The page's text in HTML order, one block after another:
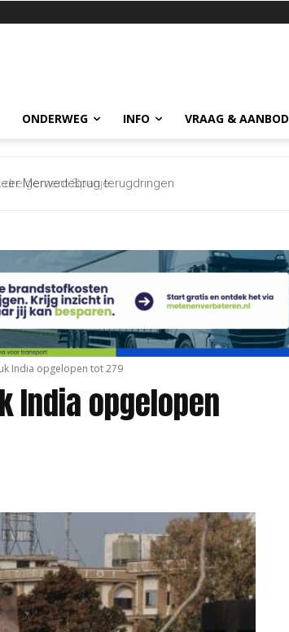
ONDERWEG INFO VRAAG & AANBOD
Merwedebrug terugdringen
India opgelopen tot 279
India opgelopen